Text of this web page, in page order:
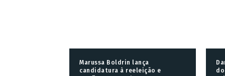
Marussa Boldrin lança
candidatura à reeleição e